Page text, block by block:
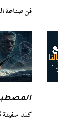
فن صناعة
كلنا